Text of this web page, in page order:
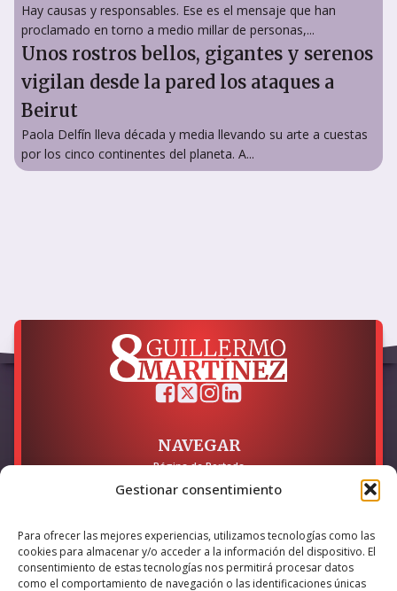
Gestionar consentimiento
Para ofrecer las mejores experiencias, utilizamos tecnologías como las
cookies para almacenar y/o acceder a la información del dispositivo. El
consentimiento de estas tecnologías nos permitirá procesar datos
como el comportamiento de navegación o las identificaciones únicas
Hay causas y responsables. Ese es el mensaje que han
proclamado en torno a medio millar de personas,...
Unos rostros bellos, gigantes y serenos
vigilan desde la pared los ataques a
Beirut
Paola Delfín lleva década y media llevando su arte a cuestas
por los cinco continentes del planeta. A...
NAVEGAR
Página de Portada
LEGAL
Política de Privacidad
Política de Cookies
Accesibilidad